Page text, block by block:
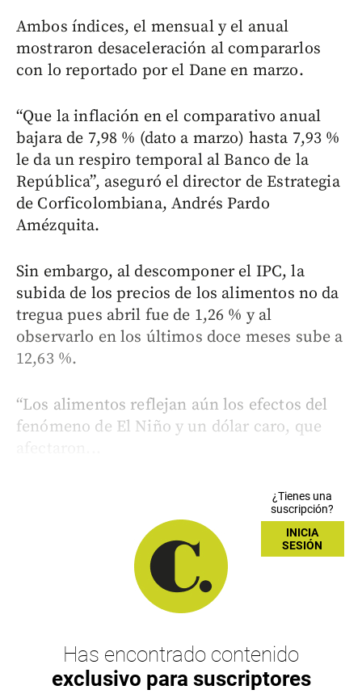
Ambos índices, el mensual y el anual
mostraron desaceleración al compararlos
con lo reportado por el Dane en marzo.
“Que la inflación en el comparativo anual
bajara de 7,98 % (dato a marzo) hasta 7,93 %
le da un respiro temporal al Banco de la
República”, aseguró el director de Estrategia
de Corficolombiana, Andrés Pardo
Amézquita.
Sin embargo, al descomponer el IPC, la
subida de los precios de los alimentos no da
tregua pues abril fue de 1,26 % y al
observarlo en los últimos doce meses sube a
12,63 %.
“Los alimentos reflejan aún los efectos del
fenómeno de El Niño y un dólar caro, que
afectaron...
¿Tienes una
suscripción?
INICIA
SESIÓN
Has encontrado contenido
exclusivo para suscriptores